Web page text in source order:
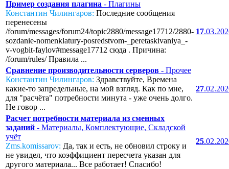
Пример создания плагина - Плагины
Константин Чилингаров: Последние сообщения
перенесены
/forum/messages/forum24/topic2880/message17712/2880-
sozdanie-nomenklatury-posredstvom-_peretaskivaniya_-
v-vogbit-faylov#message17712 сюда . Причина:
/forum/rules/ Правила ...
17
Сравнение производительности серверов - Прочее
Константин Чилингаров: Здравствуйте, Времена
какие-то запредельные, на мой взгляд. Как по мне,
для "расчёта" потребности минута - уже очень долго.
Не говор ...
27
Расчет потребности материала из сменных
заданий - Материалы, Комплектующие, Складской
учёт
Zms.komissarov: Да, так и есть, не обновил строку и
не увидел, что коэффициент пересчета указан для
другого материала... Все работает! Спасибо!
25